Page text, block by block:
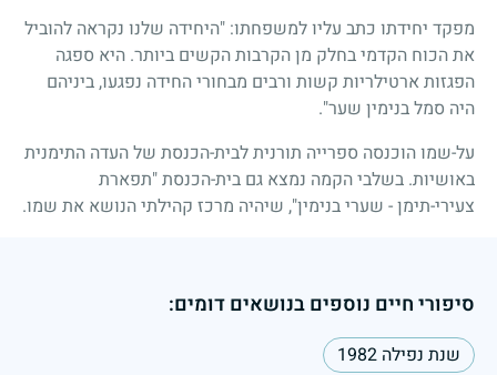
מפקד יחידתו כתב עליו למשפחתו: "היחידה שלנו נקראה להוביל
את הכוח הקדמי בחלק מן הקרבות הקשים ביותר. היא ספגה
הפגזות ארטילריות קשות ורבים מבחורי החידה נפגעו, ביניהם
היה סמל בנימין שער".
על-שמו הוכנסה ספרייה תורנית לבית-הכנסת של העדה התימנית
באושיות. בשלבי הקמה נמצא גם בית-הכנסת "תפארת
צעירי-תימן- שערי בנימין", שיהיה מרכז קהילתי הנושא את שמו.
סיפורי חיים נוספים בנושאים דומים:
שנת נפילה 1982